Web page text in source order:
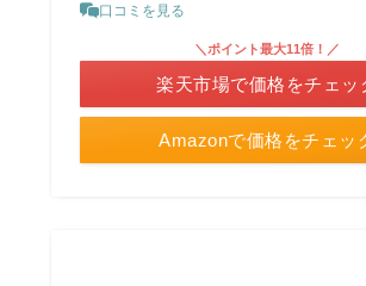
口コミを見る
Amazonで価格をチェッ
＼ポイント最大11倍！／
楽天市場で価格をチェッ